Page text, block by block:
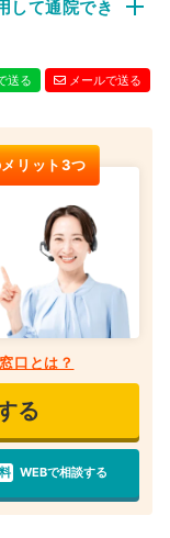
して通院でき
送る メールで送る
リット3つ
口とは？
る
WEBで相談する